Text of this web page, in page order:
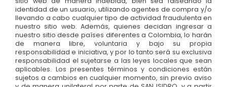
identidad de un usuario, utilizando agentes de compra y/o
llevando a cabo cualquier tipo de actividad fraudulenta en
nuestro sitio web. Además, quienes decidan ingresar a
nuestro sitio desde países diferentes a Colombia, lo harán
de manera libre, voluntaria y bajo su propia
responsabilidad e iniciativa, y por lo tanto será su exclusiva
responsabilidad el sujetarse a las leyes locales que sean
aplicables. Los presentes términos y condiciones están
sujetos a cambios en cualquier momento, sin previo aviso